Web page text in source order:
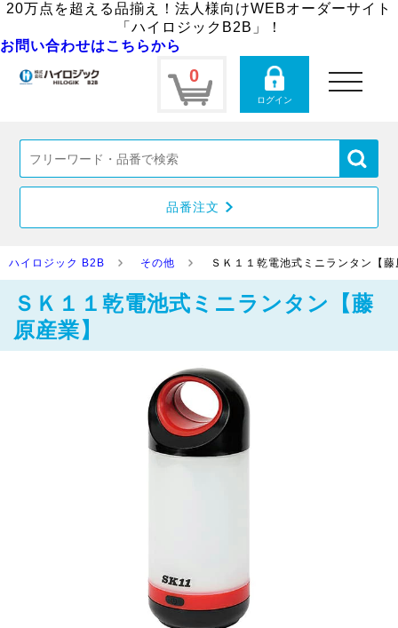
20万点を超える品揃え！法人様向けWEBオーダーサイト
「ハイロジックB2B」！
お問い合わせはこちらから
0
ログイン
toggle
navigation
品番注文
ハイロジック B2B その他 ＳＫ１１乾電池式ミニランタン【
ＳＫ１１乾電池式ミニランタン【藤
原産業】